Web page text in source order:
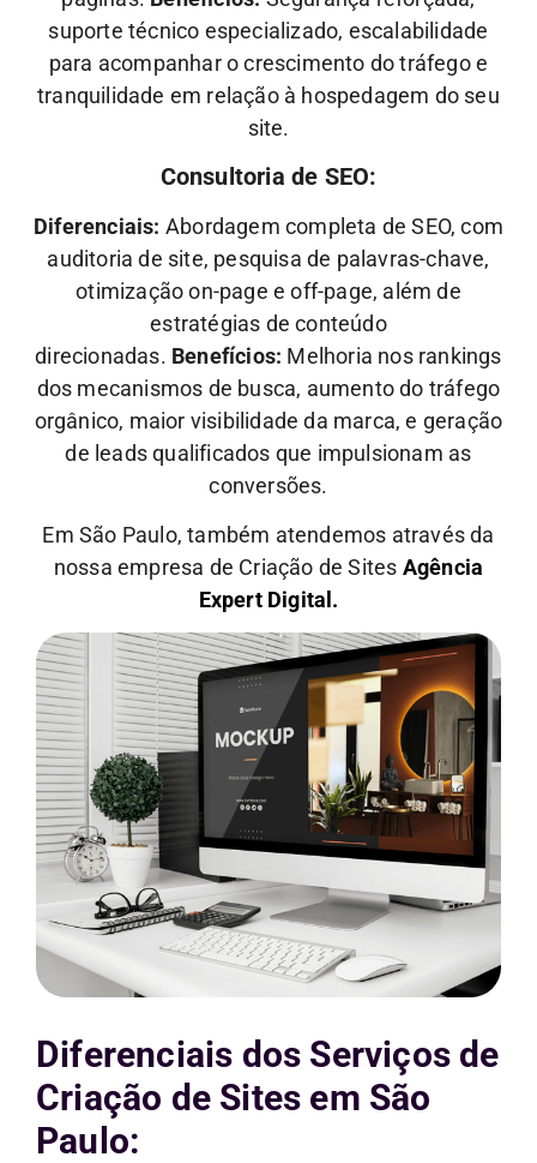
suporte técnico especializado, escalabilidade
para acompanhar o crescimento do tráfego e
tranquilidade em relação à hospedagem do seu
site.
Consultoria de SEO:
Diferenciais: Abordagem completa de SEO, com
auditoria de site, pesquisa de palavras-chave,
otimização on-page e off-page, além de
estratégias de conteúdo
direcionadas. Benefícios: Melhoria nos rankings
dos mecanismos de busca, aumento do tráfego
orgânico, maior visibilidade da marca, e geração
de leads qualificados que impulsionam as
conversões.
Em São Paulo, também atendemos através da
nossa empresa de Criação de Sites Agência
Expert Digital.
Diferenciais dos Serviços de
Criação de Sites em São
Paulo: